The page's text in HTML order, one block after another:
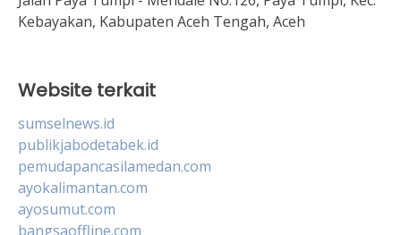
Kebayakan, Kabupaten Aceh Tengah, Aceh
Website terkait
sumselnews.id
publikjabodetabek.id
pemudapancasilamedan.com
ayokalimantan.com
ayosumut.com
bangsaoffline.com